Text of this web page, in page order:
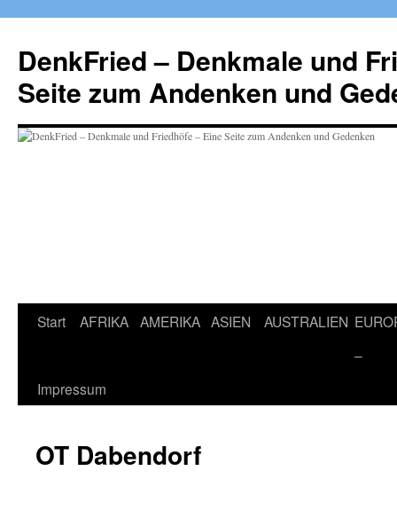
springen
DenkFried – Denkmale und
Seite zum Andenken und
Start AFRIKA AMERIKA ASIEN AUSTRALIEN
–
Impressum
OT Dabendorf